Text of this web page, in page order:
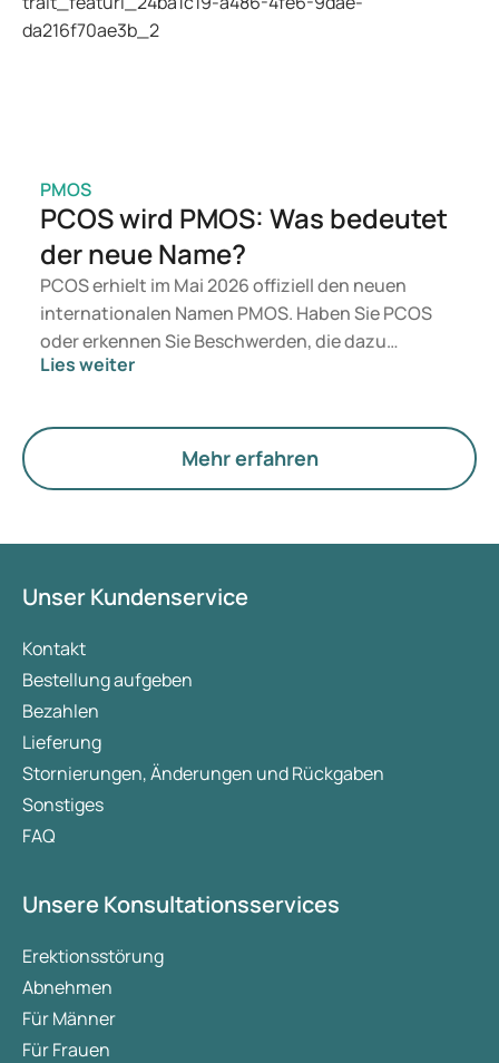
gesundheitlichen Verfassung, Ihres BMI und Ihrer
aktuellen Medikation.
PMOS
PCOS wird PMOS: Was bedeutet
der neue Name?
PCOS erhielt im Mai 2026 offiziell den neuen
internationalen Namen PMOS. Haben Sie PCOS
oder erkennen Sie Beschwerden, die dazu
passen? Medizinisch ändert sich vorerst nichts.
Hormone, den Stoffwechsel und die Funktion der
Lies weiter
Mehr erfahren
Unser Kundenservice
Kontakt
Bestellung aufgeben
Bezahlen
Lieferung
Stornierungen, Änderungen und Rückgaben
Sonstiges
FAQ
Unsere Konsultationsservices
Erektionsstörung
Abnehmen
Für Männer
Für Frauen